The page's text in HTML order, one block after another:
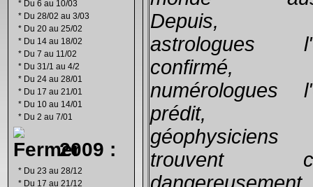
* Du 6 au 10/03
* Du 28/02 au 3/03
* Du 20 au 25/02
* Du 14 au 18/02
* Du 7 au 11/02
* Du 31/1 au 4/2
* Du 24 au 28/01
* Du 17 au 21/01
* Du 10 au 14/01
* Du 2 au 7/01
2009 :
* Du 23 au 28/12
* Du 17 au 21/12
Depuis,
astrologues
confirmé,
numérologues
prédit,
géophysiciens
trouvent